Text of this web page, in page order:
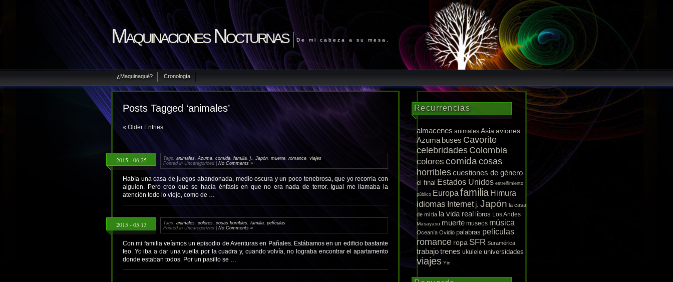
Maquinaciones Nocturnas De mi cabeza a su mesa.
¿Maquinaqué? Cronología
Posts Tagged ‘animales’
« Older Entries
2015 - 06.25 Tags: animales Azuma comida familia j. Japón muerte romance viajes
Posted in Uncategorized | No Comments »
Había una casa de juegos abandonada, medio oscura y un poco tenebrosa, que yo recorría con
alguien. Pero creo que se hacía énfasis en que no era nada de terror. Igual me llamaba la
atención todo lo viejo, como de …
2015 - 05.13 Tags: animales colores cosas horribles familia películas
Posted in Uncategorized | No Comments »
Con mi familia veíamos un episodio de Aventuras en Pañales. Estábamos en un edificio bastante
feo. Yo iba a dar una vuelta por la cuadra y, cuando volvía, no lograba encontrar el apartamento
donde estaban todos. Por un pasillo se …
Recurrencias
almacenes animales Asiaaviones
Azuma buses Cavorite
celebridades Colombia
colores comidacosas
horriblescuestiones de género
el final Estados Unidos estreñimiento
público Europa familia Himura
idiomas Internet j. Japón la casa
de mi tía la vida real libros Los Andes
Masayasu muerte museos música
Oceanía Ovidio palabras películas
romance ropa SFR Suramérica
trabajotrenes ukulele universidades
viajes Yin